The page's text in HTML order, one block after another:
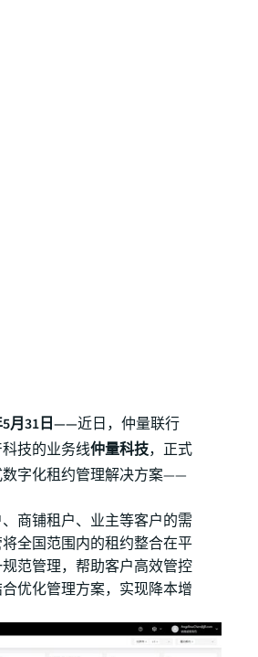
5月31日——近日，仲量联行
技的业务线仲量科技，正式
字化租约管理解决方案——
商铺租户、业主等客户的需
全国范围内的租约整合在平
范管理，帮助客户高效管控
优化管理方案，实现降本增